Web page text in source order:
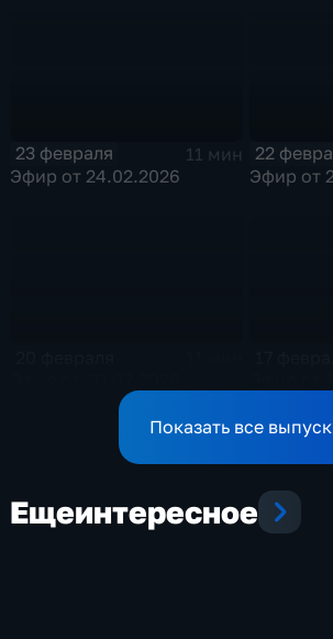
23 февраля
11 мин
Эфир от 24.02.2026
22
Эфир от
Показать все
Ещеинтересное